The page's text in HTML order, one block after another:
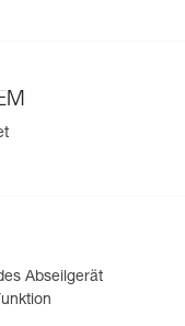
Abseilgerät